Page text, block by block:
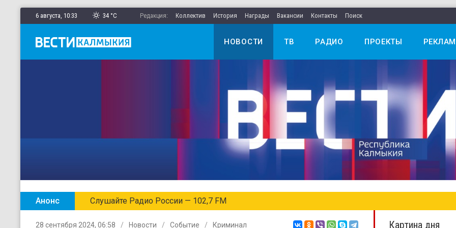
6 августа, 10:33 34 °C Редакция: Коллектив История Награды Вакансии Контакты Поиск
НОВОСТИ ТВ РАДИО ПРОЕКТЫ
Анонс Слушайте Радио России — 102,7 FM
28 сентября 2024, 06:58 Новости Событие Криминал Картина дня